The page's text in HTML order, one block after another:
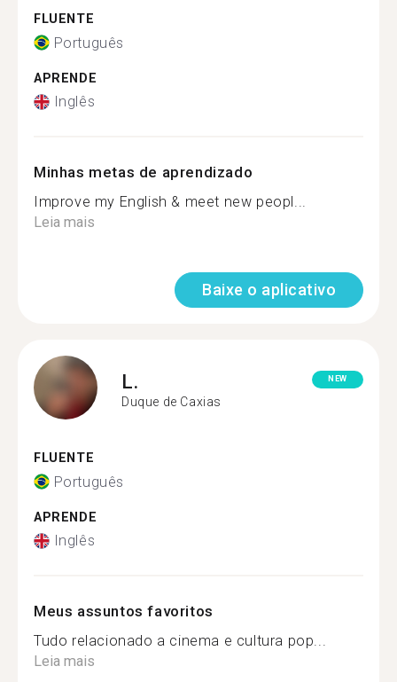
FLUENTE
Português
APRENDE
Inglês
Minhas metas de aprendizado
Improve my English & meet new peopl...
Leia mais
Baixe o aplicativo
L.
Duque de Caxias
NEW
FLUENTE
Português
APRENDE
Inglês
Meus assuntos favoritos
Tudo relacionado a cinema e cultura pop...
Leia mais